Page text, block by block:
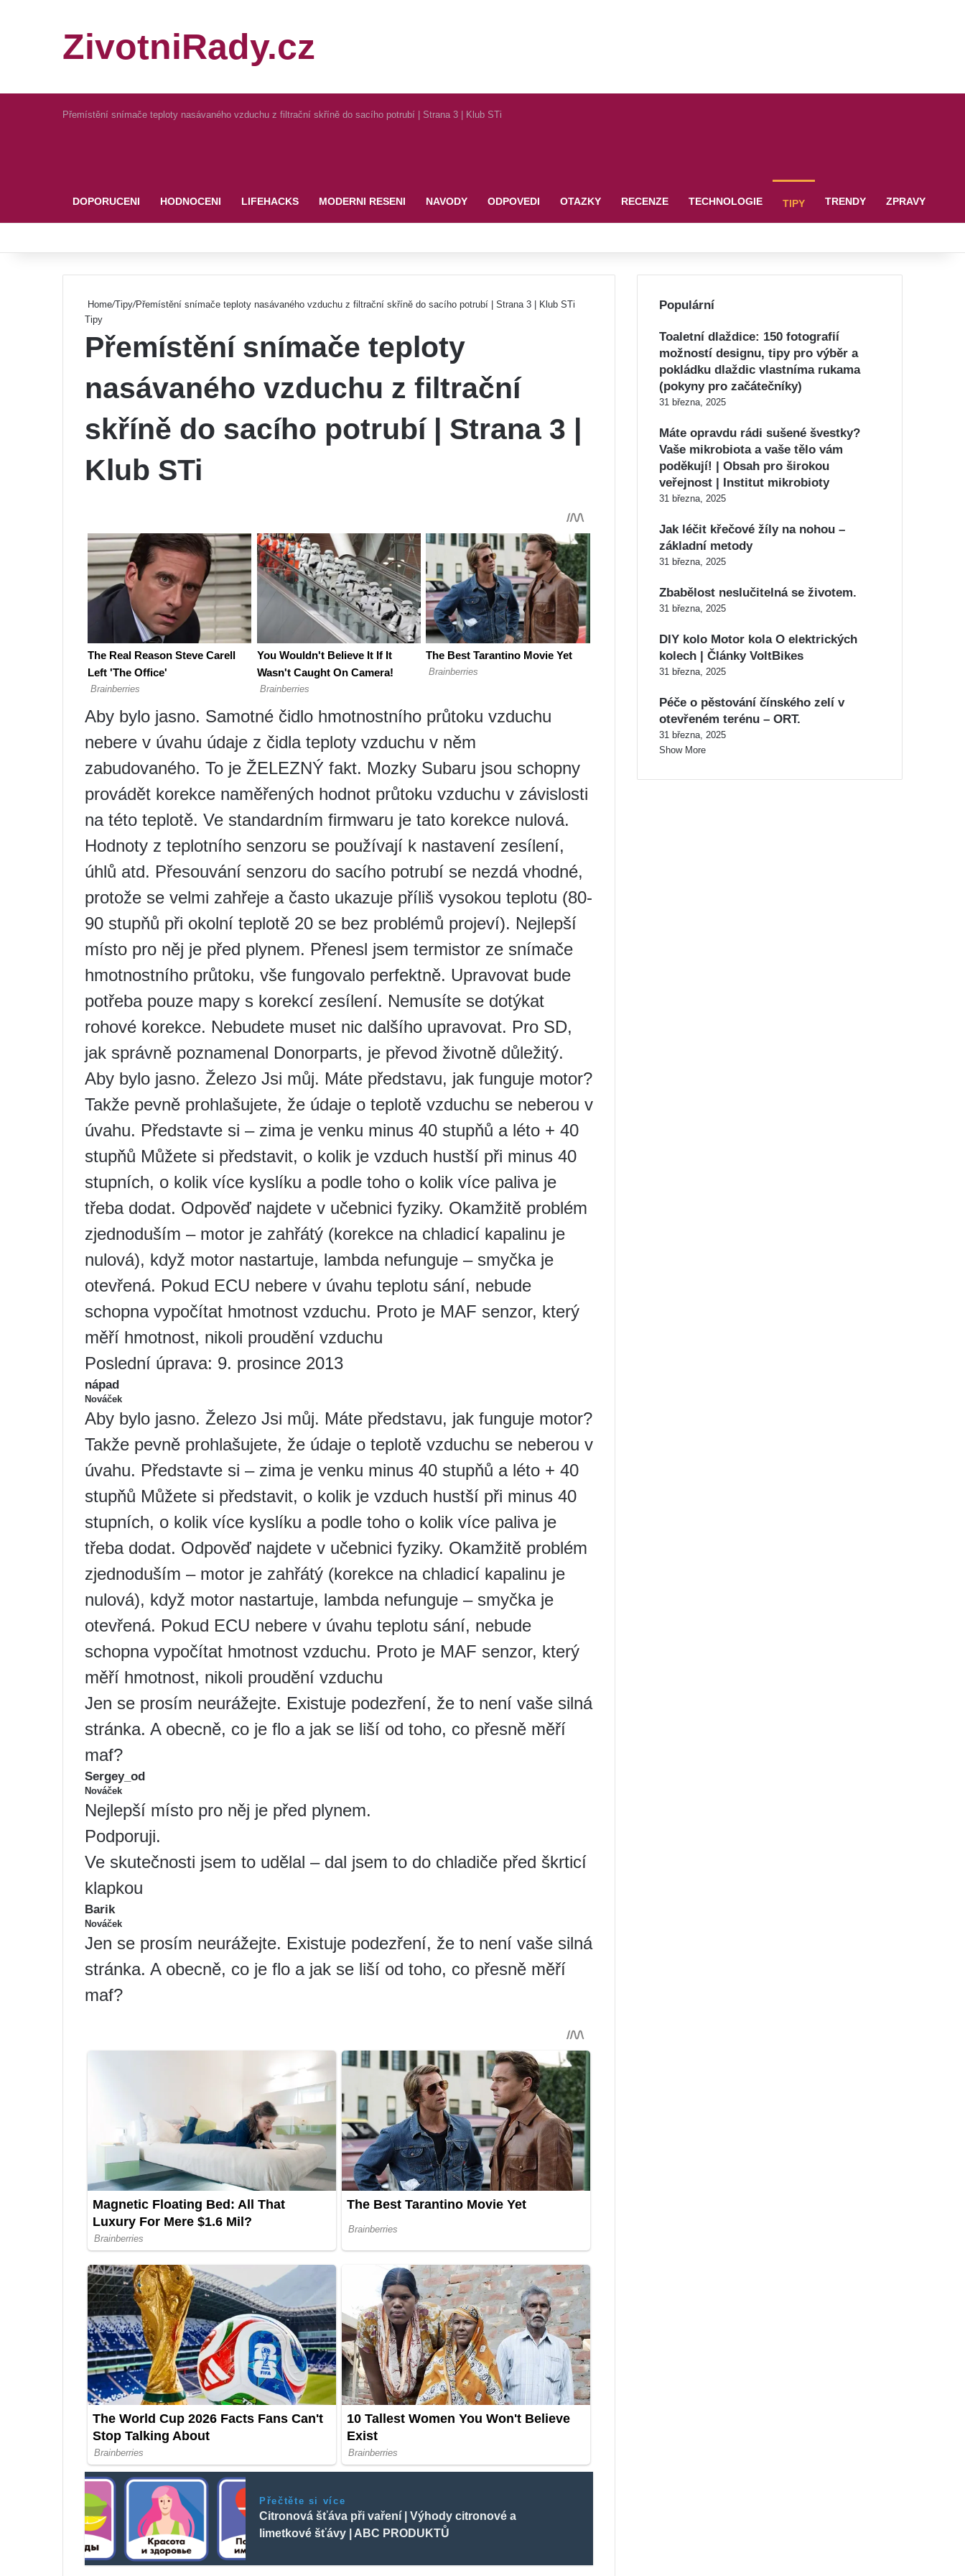
ZivotniRady.cz
Přemístění snímače teploty nasávaného vzduchu z filtrační skříně do sacího potrubí | Strana 3 | Klub STi
DOPORUCENI HODNOCENI LIFEHACKS MODERNI RESENI NAVODY ODPOVEDI OTAZKY RECENZE TECHNOLOGIE TIPY TRENDY ZPRAVY
Home/Tipy/Přemístění snímače teploty nasávaného vzduchu z filtrační skříně do sacího potrubí | Strana 3 | Klub STi
Tipy
Přemístění snímače teploty
nasávaného vzduchu z filtrační
skříně do sacího potrubí | Strana 3 |
Klub STi
Aby bylo jasno. Samotné čidlo hmotnostního průtoku vzduchu
nebere v úvahu údaje z čidla teploty vzduchu v něm
zabudovaného. To je ŽELEZNÝ fakt. Mozky Subaru jsou schopny
provádět korekce naměřených hodnot průtoku vzduchu v závislosti
na této teplotě. Ve standardním firmwaru je tato korekce nulová.
Hodnoty z teplotního senzoru se používají k nastavení zesílení,
úhlů atd. Přesouvání senzoru do sacího potrubí se nezdá vhodné,
protože se velmi zahřeje a často ukazuje příliš vysokou teplotu (80-
90 stupňů při okolní teplotě 20 se bez problémů projeví). Nejlepší
místo pro něj je před plynem. Přenesl jsem termistor ze snímače
hmotnostního průtoku, vše fungovalo perfektně. Upravovat bude
potřeba pouze mapy s korekcí zesílení. Nemusíte se dotýkat
rohové korekce. Nebudete muset nic dalšího upravovat. Pro SD,
jak správně poznamenal Donorparts, je převod životně důležitý.
Aby bylo jasno. Železo Jsi můj. Máte představu, jak funguje motor?
Takže pevně prohlašujete, že údaje o teplotě vzduchu se neberou v
úvahu. Představte si – zima je venku minus 40 stupňů a léto + 40
stupňů Můžete si představit, o kolik je vzduch hustší při minus 40
stupních, o kolik více kyslíku a podle toho o kolik více paliva je
třeba dodat. Odpověď najdete v učebnici fyziky. Okamžitě problém
zjednoduším – motor je zahřátý (korekce na chladicí kapalinu je
nulová), když motor nastartuje, lambda nefunguje – smyčka je
otevřená. Pokud ECU nebere v úvahu teplotu sání, nebude
schopna vypočítat hmotnost vzduchu. Proto je MAF senzor, který
měří hmotnost, nikoli proudění vzduchu
Poslední úprava: 9. prosince 2013
nápad
Nováček
Aby bylo jasno. Železo Jsi můj. Máte představu, jak funguje motor?
Takže pevně prohlašujete, že údaje o teplotě vzduchu se neberou v
úvahu. Představte si – zima je venku minus 40 stupňů a léto + 40
stupňů Můžete si představit, o kolik je vzduch hustší při minus 40
stupních, o kolik více kyslíku a podle toho o kolik více paliva je
třeba dodat. Odpověď najdete v učebnici fyziky. Okamžitě problém
zjednoduším – motor je zahřátý (korekce na chladicí kapalinu je
nulová), když motor nastartuje, lambda nefunguje – smyčka je
otevřená. Pokud ECU nebere v úvahu teplotu sání, nebude
schopna vypočítat hmotnost vzduchu. Proto je MAF senzor, který
měří hmotnost, nikoli proudění vzduchu
Jen se prosím neurážejte. Existuje podezření, že to není vaše silná
stránka. A obecně, co je flo a jak se liší od toho, co přesně měří
maf?
Sergey_od
Nováček
Nejlepší místo pro něj je před plynem.
Podporuji.
Ve skutečnosti jsem to udělal – dal jsem to do chladiče před škrticí
klapkou
Barik
Nováček
Jen se prosím neurážejte. Existuje podezření, že to není vaše silná
stránka. A obecně, co je flo a jak se liší od toho, co přesně měří
maf?
Přečtěte si více
Citronová šťáva při vaření | Výhody citronové a
limetkové šťávy | ABC PRODUKTŮ
Populární
Toaletní dlaždice: 150 fotografií
možností designu, tipy pro výběr a
pokládku dlaždic vlastníma rukama
(pokyny pro začátečníky)
31 března, 2025
Máte opravdu rádi sušené švestky?
Vaše mikrobiota a vaše tělo vám
poděkují! | Obsah pro širokou
veřejnost | Institut mikrobioty
31 března, 2025
Jak léčit křečové žíly na nohou –
základní metody
31 března, 2025
Zbabělost neslučitelná se životem.
31 března, 2025
DIY kolo Motor kola O elektrických
kolech | Články VoltBikes
31 března, 2025
Péče o pěstování čínského zelí v
otevřeném terénu – ORT.
31 března, 2025
Show More